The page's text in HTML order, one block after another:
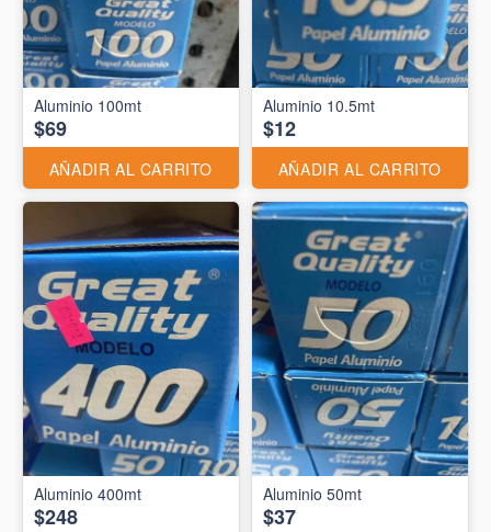
$69
AÑADIR AL CARRITO
Aluminio 10.5mt
$12
AÑADIR AL CARRITO
Aluminio 400mt
$248
Aluminio 50mt
$37